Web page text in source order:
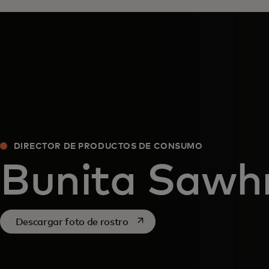
DIRECTOR DE PRODUCTOS DE CONSUMO
Bunita
Descargar foto de rostrose abre en una pestaña nueva